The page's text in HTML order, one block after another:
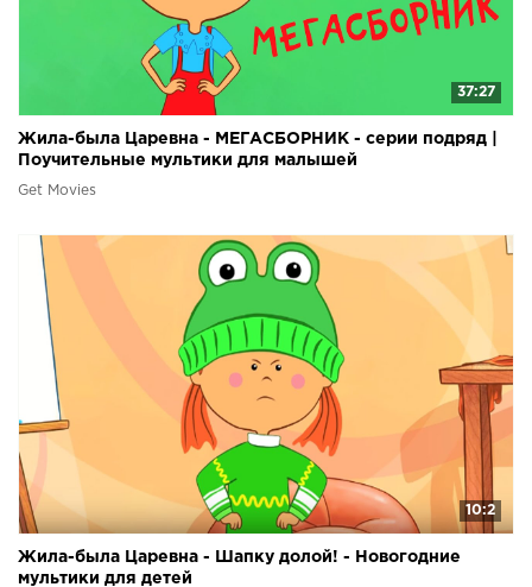
37:27
Жила-была Царевна - МЕГАСБОРНИК - серии подряд |
Поучительные мультики для малышей
Get Movies
10:2
Жила-была Царевна - Шапку долой! - Новогодние
мультики для детей